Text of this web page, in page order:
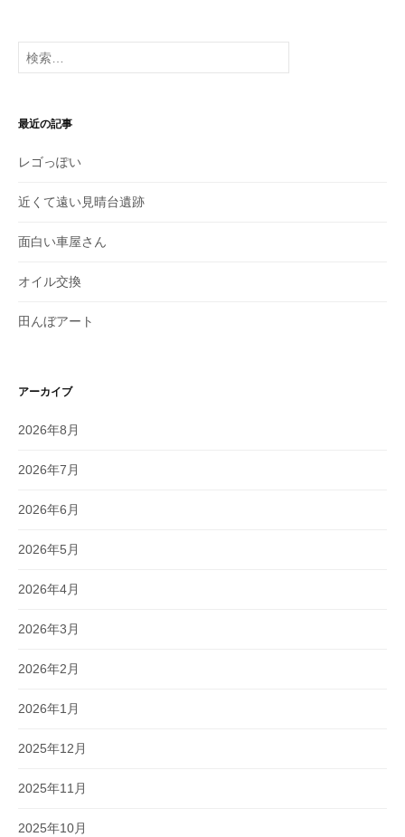
投
稿
検
索:
最近の記事
レゴっぽい
近くて遠い見晴台遺跡
面白い車屋さん
オイル交換
田んぼアート
アーカイブ
2026年8月
2026年7月
2026年6月
2026年5月
2026年4月
2026年3月
2026年2月
2026年1月
2025年12月
2025年11月
2025年10月